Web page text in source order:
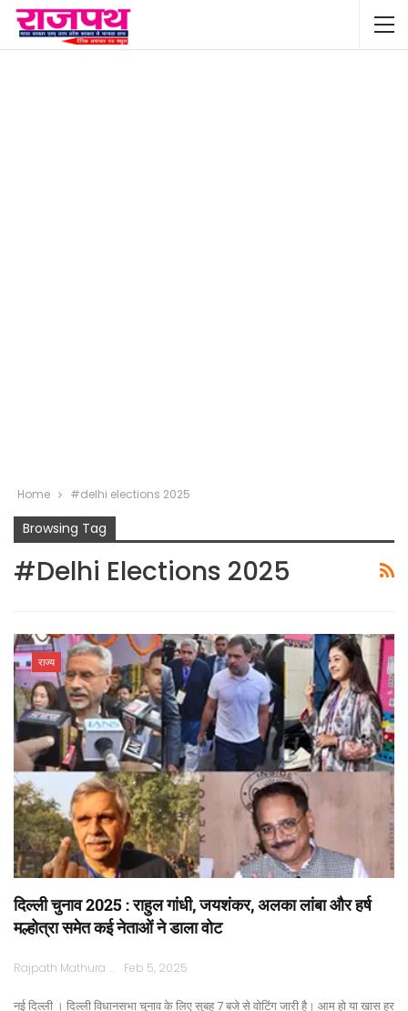
Home #delhi elections 2025
Browsing Tag
#delhi Elections 2025
राज्य
दिल्ली चुनाव 2025 : राहुल गांधी, जयशंकर, अलका लांबा और हर्ष
मल्होत्रा समेत कई नेताओं ने डाला वोट
Rajpath Mathura Feb 5, 2025
नई दिल्ली । दिल्ली विधानसभा चुनाव के लिए सुबह 7 बजे से वोटिंग जारी है। आम हो या खास हर